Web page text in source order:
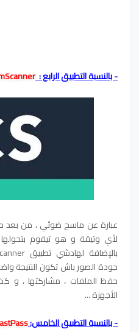
- بالنسبة التطبيق الرابع :
عبارة عن ماسح ضوئي ، من بعد
جودة الصور باش تكون النتيجة
حفظ الملفات ، مشاركتها ، و
الأجهزة ...
- بالنسبة التطبيق الخامس: